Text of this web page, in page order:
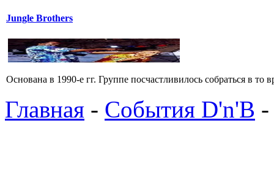
Jungle Brothers
Основана в 1990-е гг. Группе посчастливилось собраться в
Главная - События D'n'B